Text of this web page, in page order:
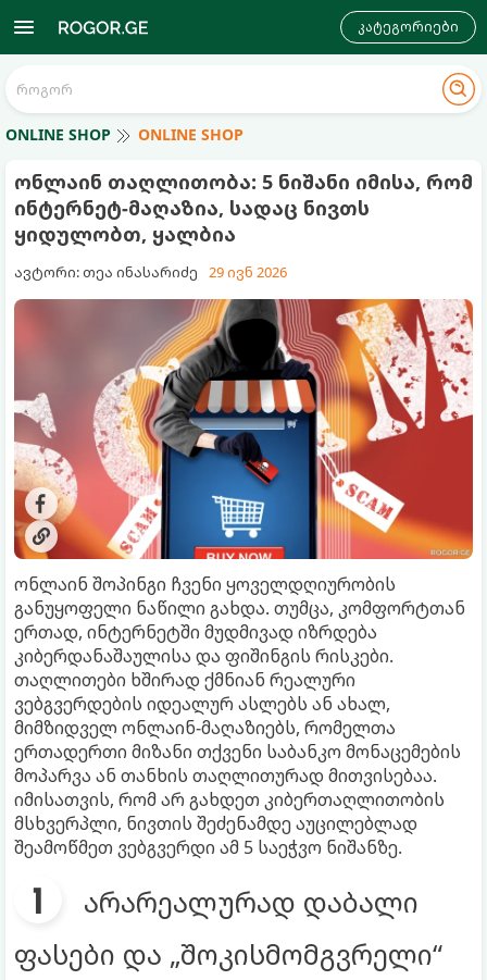
კატეგორიები
ONLINE SHOP ONLINE SHOP
ონლაინ თაღლითობა: 5 ნიშანი იმისა, რომ
ინტერნეტ-მაღაზია, სადაც ნივთს
ყიდულობთ, ყალბია
ავტორი: თეა ინასარიძე 29 ივნ 2026
ონლაინ შოპინგი ჩვენი ყოველდღიურობის
განუყოფელი ნაწილი გახდა. თუმცა, კომფორტთან
ერთად, ინტერნეტში მუდმივად იზრდება
კიბერდანაშაულისა და ფიშინგის რისკები.
თაღლითები ხშირად ქმნიან რეალური
ვებგვერდების იდეალურ ასლებს ან ახალ,
მიმზიდველ ონლაინ-მაღაზიებს, რომელთა
ერთადერთი მიზანი თქვენი საბანკო მონაცემების
მოპარვა ან თანხის თაღლითურად მითვისებაა.
იმისათვის, რომ არ გახდეთ კიბერთაღლითობის
მსხვერპლი, ნივთის შეძენამდე აუცილებლად
შეამოწმეთ ვებგვერდი ამ 5 საეჭვო ნიშანზე.
არარეალურად დაბალი
ფასები და „შოკისმომგვრელი“